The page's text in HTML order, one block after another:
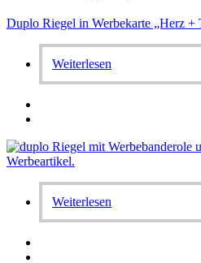
Duplo Riegel in Werbekarte „Herz +
Weiterlesen
Weiterlesen